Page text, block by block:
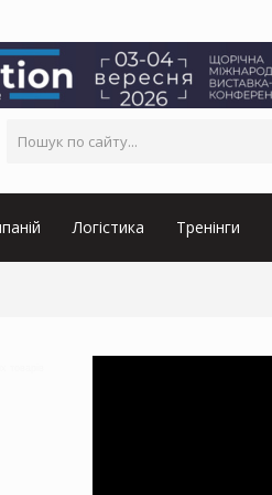
Логістика Тренінги